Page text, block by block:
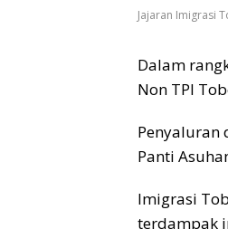
Jajaran Imigrasi
Dalam
Non TPI
Penyaluran
Panti
Imigrasi
terdampak